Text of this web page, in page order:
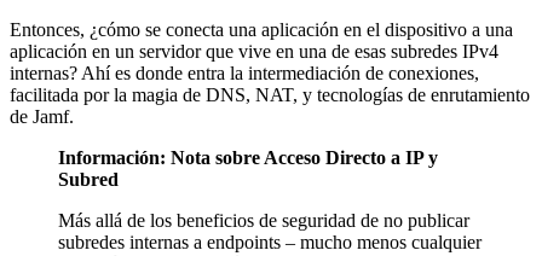
Entonces, ¿cómo se conecta una aplicación en el dispositivo a una
aplicación en un servidor que vive en una de esas subredes IPv4
internas? Ahí es donde entra la intermediación de conexiones,
facilitada por la magia de DNS, NAT, y tecnologías de enrutamiento
de Jamf.
Información: Nota sobre Acceso Directo a IP y
Subred
Más allá de los beneficios de seguridad de no publicar
subredes internas a endpoints – mucho menos cualquier